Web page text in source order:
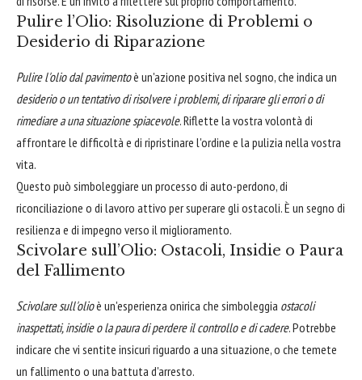
Pulire l’Olio: Risoluzione di Problemi o
Desiderio di Riparazione
Pulire l'olio dal pavimentoè un'azione positiva nel sogno, che indica un
desiderio o un tentativo di risolvere i problemi, di riparare gli errori o di
rimediare a una situazione spiacevole. Riflette la vostra volontà di
affrontare le difficoltà e di ripristinare l'ordine e la pulizia nella vostra
vita.
Questo può simboleggiare un processo di auto-perdono, di
riconciliazione o di lavoro attivo per superare gli ostacoli. È un segno di
resilienza e di impegno verso il miglioramento.
Scivolare sull’Olio: Ostacoli, Insidie o Paura
del Fallimento
Scivolare sull'olioè un'esperienza onirica che simboleggia ostacoli
inaspettati, insidie o la paura di perdere il controllo e di cadere. Potrebbe
indicare che vi sentite insicuri riguardo a una situazione, o che temete
un fallimento o una battuta d'arresto.